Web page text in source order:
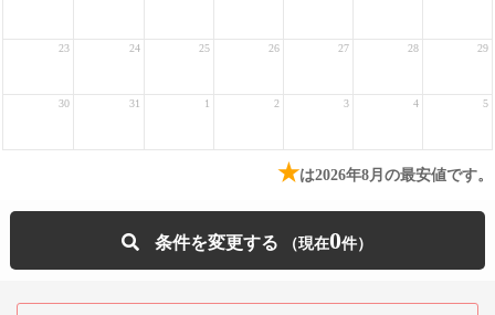
23 24 25 26 27 28 29
30 31 1 2 3 4 5
★は2026年8月の最安値です。
条件を変更する 0